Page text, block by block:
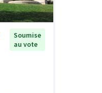
Soumise
au vote